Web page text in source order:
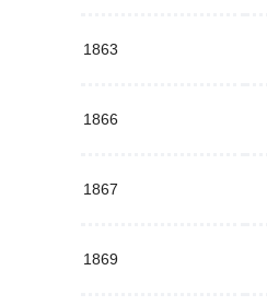
1863
1866
1867
1869